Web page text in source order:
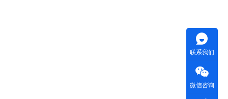
联系我们
微信咨询